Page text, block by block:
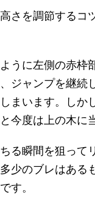
さを調節するコ
うに左側の赤枠
ジャンプを継続
まいます。しか
今度は上の木に
る瞬間を狙って
少のブレはある
す。